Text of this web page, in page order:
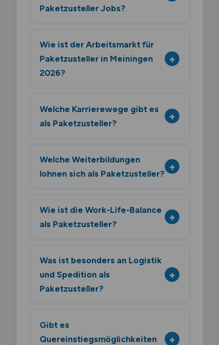
Paketzusteller Jobs?
Wie ist der Arbeitsmarkt für
Paketzusteller in Meiningen
2026?
Welche Karrierewege gibt es
als Paketzusteller?
Welche Weiterbildungen
lohnen sich als Paketzusteller?
Wie ist die Work-Life-Balance
als Paketzusteller?
Was ist besonders an Logistik
und Spedition als
Paketzusteller?
Gibt es
Quereinstiegsmöglichkeiten